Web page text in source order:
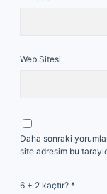
Web Sitesi
Daha sonraki
site adresim bu
6 + 2 kaçtır? *